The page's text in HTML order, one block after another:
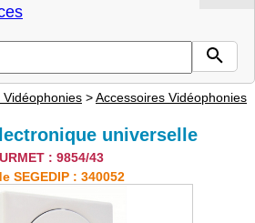
>Accessoires Vidéophonies
universelle
URMET : 9854/43
SEGEDIP : 340052